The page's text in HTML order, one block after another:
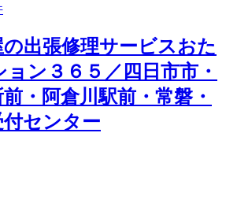
出張修理サービスおた
ン３６５／四日市市・
・阿倉川駅前・常磐・
センター